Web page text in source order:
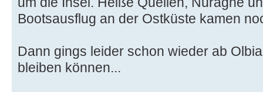
Bootsausflug an der Ostküste kamen
Dann gings leider schon wieder ab
bleiben können...